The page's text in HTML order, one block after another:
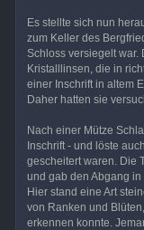
Es stellte sich nun
zum Keller des
Schloss versiegelt
Kristalllinsen, die in
einer Inschrift in altem
Daher hatten sie
Nach einer Mütze
Inschrift - und löste
gescheitert waren. Die
und gab den Abgang in
Hier stand eine Art
von Ranken und
erkennen konnte.